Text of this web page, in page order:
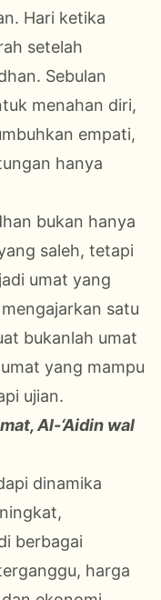
Hari ketika
setelah
Sebulan
menahan diri,
empati,
hanya
bukan hanya
saleh, tetapi
umat yang
satu
bukanlah umat
yang mampu
ujian.
Al-‘Aidin wal
dinamika
berbagai
harga